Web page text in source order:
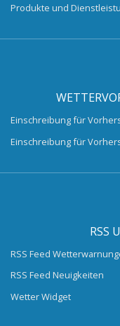
Produkte und
Einschreibung für
Einschreibung für
RSS
RSS Feed
RSS Feed Neuigkeiten
Wetter Widget